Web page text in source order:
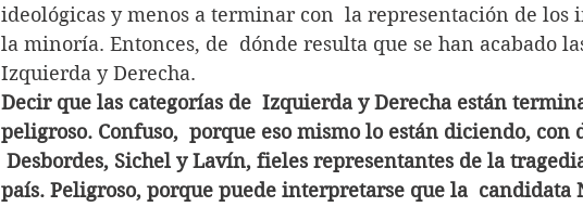
ideológicas y menos a terminar con  la representación de los
la minoría. Entonces, de  dónde resulta que se han acabado
Izquierda y Derecha.
Decir que las categorías de  Izquierda y Derecha están
peligroso. Confuso,  porque eso mismo lo están diciendo, con
Desbordes, Sichel y Lavín, fieles representantes de la
país. Peligroso, porque puede interpretarse que la  candidata